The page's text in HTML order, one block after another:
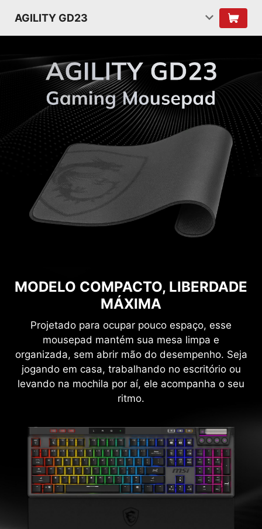
AGILITY GD23
MODELO COMPACTO, LIBERDADE
MÁXIMA
Projetado para ocupar pouco espaço, esse
mousepad mantém sua mesa limpa e
organizada, sem abrir mão do desempenho. Seja
jogando em casa, trabalhando no escritório ou
levando na mochila por aí, ele acompanha o seu
ritmo.